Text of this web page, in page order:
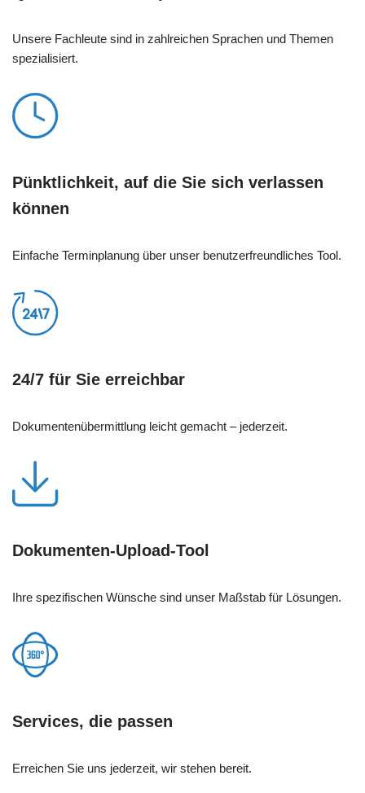
Unsere Fachleute sind in zahlreichen Sprachen und Themen
spezialisiert.
Pünktlichkeit, auf die Sie sich verlassen
können
Einfache Terminplanung über unser benutzerfreundliches Tool.
24/7 für Sie erreichbar
Dokumentenübermittlung leicht gemacht – jederzeit.
Dokumenten-Upload-Tool
Ihre spezifischen Wünsche sind unser Maßstab für Lösungen.
Services, die passen
Erreichen Sie uns jederzeit, wir stehen bereit.